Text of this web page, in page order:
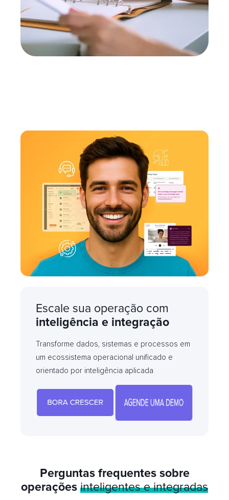
Escale sua operação com
inteligência e integração
Transforme dados, sistemas e processos em
um ecossistema operacional unificado e
orientado por inteligência aplicada
Perguntas frequentes sobre
operações inteligentes e integradas